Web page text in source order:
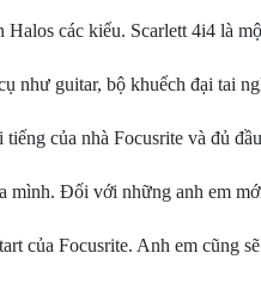
Halos các kiểu. Scarlett 4i4 là
như guitar, bộ khuếch đại tai
của nhà Focusrite và đủ
mình. Đối với những anh em
của Focusrite. Anh em cũng